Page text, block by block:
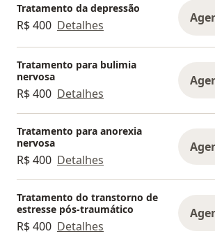
Tratamento da depressão
R$ 400 Detalhes
Tratamento para bulimia
nervosa
R$ 400 Detalhes
Tratamento para anorexia
nervosa
R$ 400 Detalhes
Tratamento do transtorno de
estresse pós-traumático
R$ 400 Detalhes